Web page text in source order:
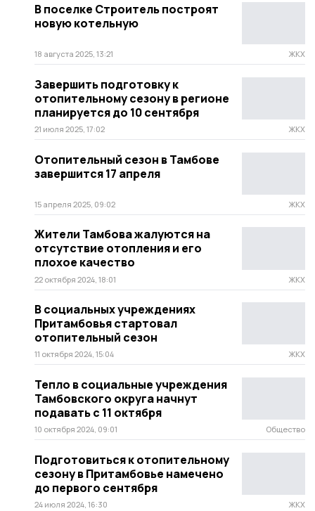
В поселке Строитель построят
новую котельную
18 августа 2025, 13:21 ЖКХ
Завершить подготовку к
отопительному сезону в регионе
планируется до 10 сентября
21 июля 2025, 17:02 ЖКХ
Отопительный сезон в Тамбове
завершится 17 апреля
15 апреля 2025, 09:02 ЖКХ
Жители Тамбова жалуются на
отсутствие отопления и его
плохое качество
22 октября 2024, 18:01 ЖКХ
В социальных учреждениях
Притамбовья стартовал
отопительный сезон
11 октября 2024, 15:04 ЖКХ
Тепло в социальные учреждения
Тамбовского округа начнут
подавать с 11 октября
10 октября 2024, 09:01 Общество
Подготовиться к отопительному
сезону в Притамбовье намечено
до первого сентября
24 июля 2024, 16:30 ЖКХ